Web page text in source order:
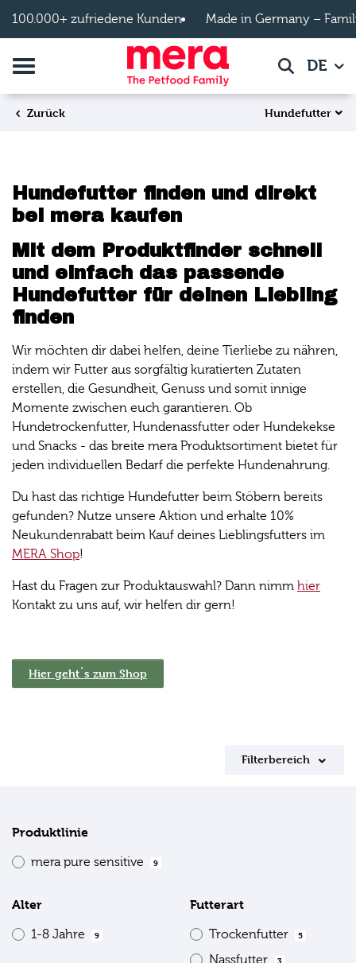
100.000+ zufriedene Kunden Made in Germany –
Navigation umschalten SucheDE
Zurück Hundefutter
Hundefutter finden und direkt
bei mera kaufen
Mit dem Produktfinder schnell
und einfach das passende
Hundefutter für deinen Liebling
finden
Wir möchten dir dabei helfen, deine Tierliebe zu nähren,
indem wir Futter aus sorgfältig kuratierten Zutaten
erstellen, die Gesundheit, Genuss und somit innige
Momente zwischen euch garantieren. Ob
Hundetrockenfutter, Hundenassfutter oder Hundekekse
und Snacks - das breite mera Produktsortiment bietet für
jeden individuellen Bedarf die perfekte Hundenahrung.
Du hast das richtige Hundefutter beim Stöbern bereits
gefunden? Nutze unsere Aktion und erhalte 10%
Neukundenrabatt beim Kauf deines Lieblingsfutters im
MERA Shop!
Hast du Fragen zur Produktauswahl? Dann nimm hier
Kontakt zu uns auf, wir helfen dir gern!
Hier geht´s zum Shop
Filterbereich
Produktlinie
mera pure sensitive 9
Alter
1-8 Jahre 9
Futterart
Trockenfutter 5
Nassfutter 3